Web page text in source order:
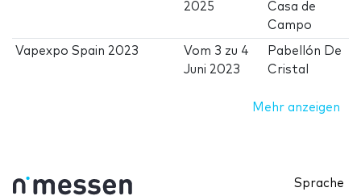
2025
Casa de
Campo
Vapexpo Spain 2023 Vom 3 zu 4
Juni 2023
Pabellón De
Cristal
Mehr anzeigen
Sprache